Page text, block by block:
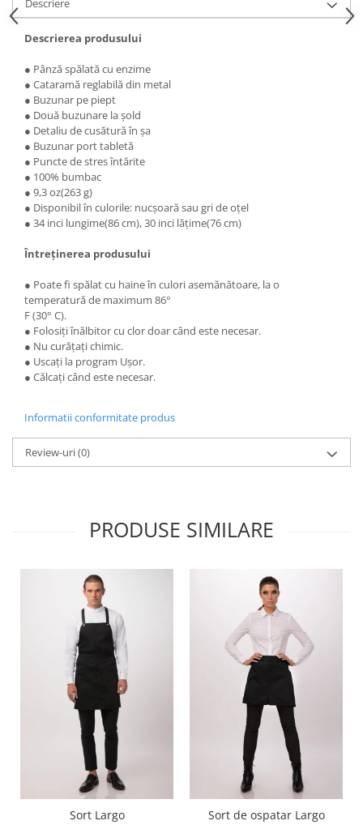
Descriere
Descrierea produsului
● Pânză spălată cu enzime
● Cataramă reglabilă din metal
● Buzunar pe piept
● Două buzunare la șold
● Detaliu de cusătură în șa
● Buzunar port tabletă
● Puncte de stres întărite
● 100% bumbac
● 9,3 oz(263 g)
● Disponibil în culorile: nucșoară sau gri de oțel
● 34 inci lungime(86 cm), 30 inci lățime(76 cm)
Întreținerea produsului
● Poate fi spălat cu haine în culori asemănătoare, la o
temperatură de maximum 86°
F (30° C).
● Folosiți înălbitor cu clor doar când este necesar.
● Nu curățați chimic.
● Uscați la program Ușor.
● Călcați când este necesar.
Informatii conformitate produs
Review-uri(0)
PRODUSE SIMILARE
Sort Largo
Sort de ospatar Largo